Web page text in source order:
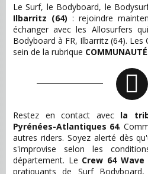
Le Surf, le Bodyboard, le
Ilbarritz (64) : rejoindre
échanger avec les Allosurfers
Bodyboard à FR, Ilbarritz (64). Les
sein de la rubrique COMMUNAUTÉ
Restez en contact avec la
Pyrénées-Atlantiques 64.
autres riders. Soyez alerté dès
s'improvise selon les
département. Le Crew 64 Wave
pratiquants de Surf